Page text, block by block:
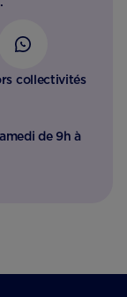
collectivités
de 9h à